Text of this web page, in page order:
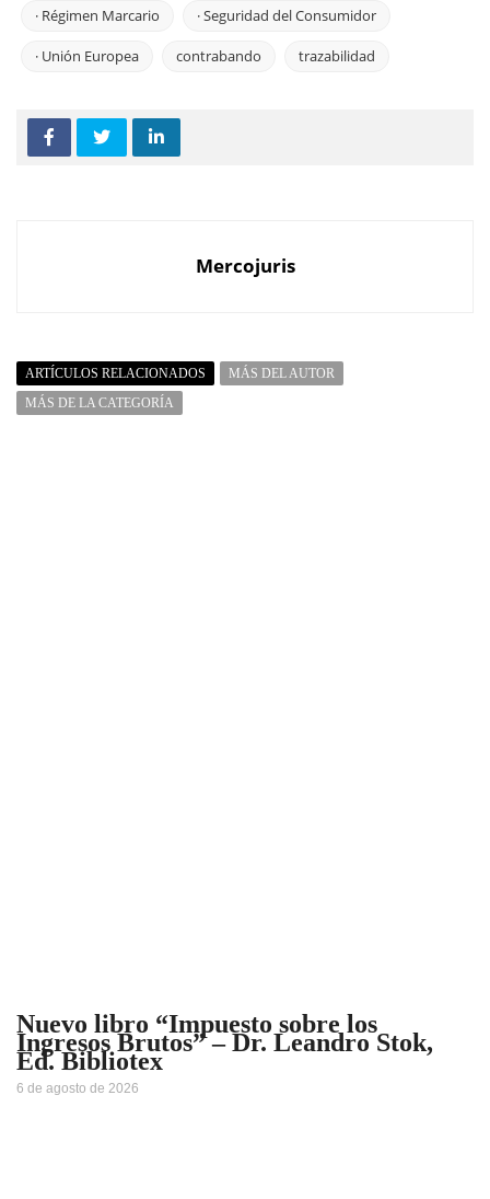
· Régimen Marcario · Seguridad del Consumidor
· Unión Europea contrabando trazabilidad
Mercojuris
ARTÍCULOS RELACIONADOS
MÁS DEL AUTOR
MÁS DE LA CATEGORÍA
Nuevo libro “Impuesto sobre los
Ingresos Brutos” – Dr. Leandro Stok,
Ed. Bibliotex
6 de agosto de 2026